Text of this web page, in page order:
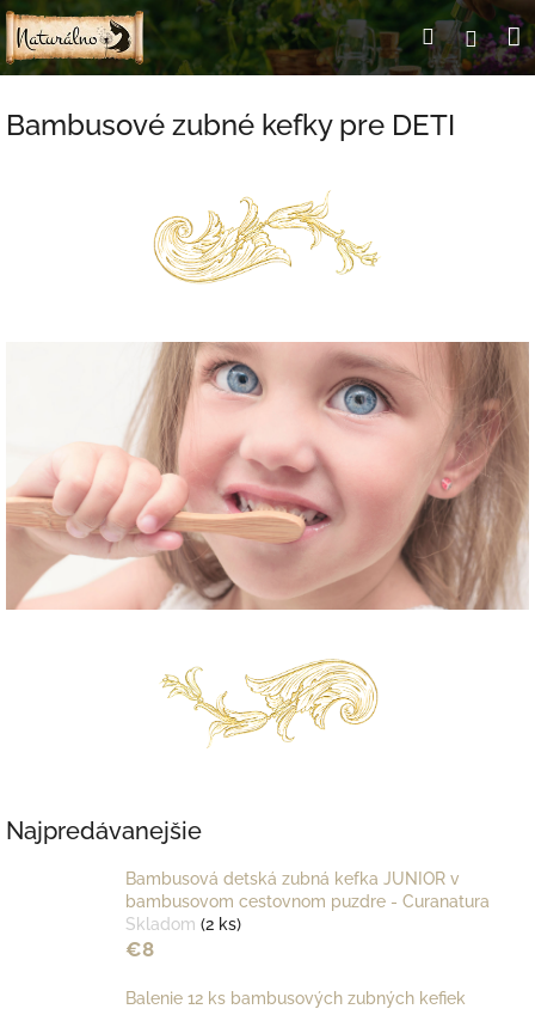
Prejsť
na
obsah
Hľadať
Bambusové zubné kefky pre DETI
Najpredávanejšie
Bambusová detská zubná kefka JUNIOR v
bambusovom cestovnom puzdre - Curanatura
Skladom (2 ks)
€8
Balenie 12 ks bambusových zubných kefiek